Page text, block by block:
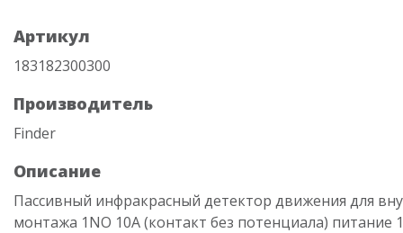
Артикул
183182300300
Производитель
Finder
Описание
Пассивный инфракрасный детектор движения для
монтажа 1NO 10A (контакт без потенциала) питание